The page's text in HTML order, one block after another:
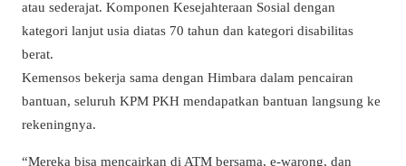
atau sederajat. Komponen Kesejahteraan Sosial dengan
kategori lanjut usia diatas 70 tahun dan kategori disabilitas
berat.
Kemensos bekerja sama dengan Himbara dalam pencairan
bantuan, seluruh KPM PKH mendapatkan bantuan langsung ke
rekeningnya.
“Mereka bisa mencairkan di ATM bersama, e-warong, dan